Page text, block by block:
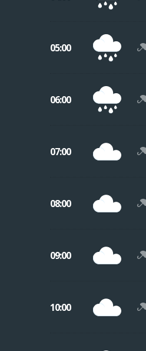
05:00
06:00
07:00
08:00
09:00
10:00